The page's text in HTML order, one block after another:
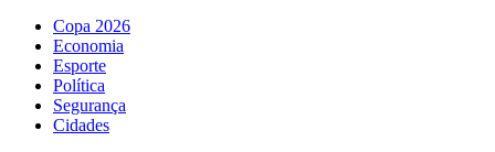
Copa 2026
Economia
Esporte
Política
Segurança
Cidades